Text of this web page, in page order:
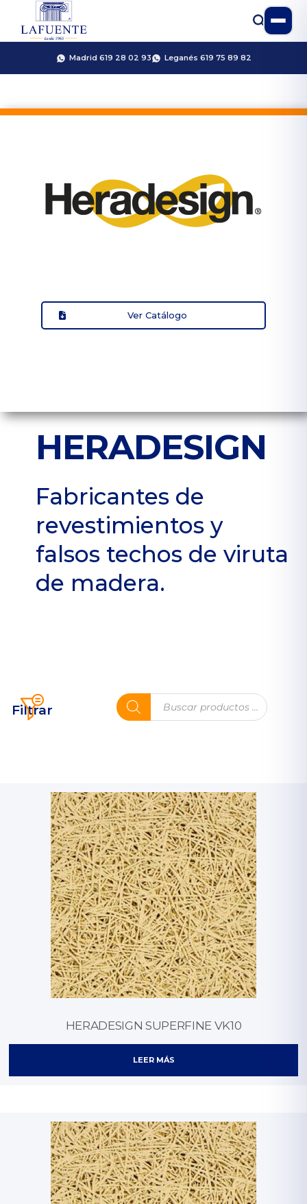
Madrid 619 28 02 93 Leganés 619 75 89 82
Ver Catálogo
HERADESIGN
Fabricantes de
revestimientos y
falsos techos de viruta
de madera.
Filtrar
HERADESIGN SUPERFINE VK10
LEER MÁS